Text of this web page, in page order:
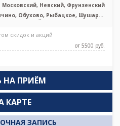
Московский, Невский, Фрунзенский
Обухово, Рыбацкое, Шушары,
Дунайская, Проспект Славы
скидок и акций
от 5500 pуб.
НА ПРИЁМ
ЗАПИСЬ
КАРТЕ